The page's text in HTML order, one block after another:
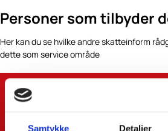
Samtykke Detaljer
Personer som tilbyder
Her kan du se hvilke andre skatteinform
dette som service område